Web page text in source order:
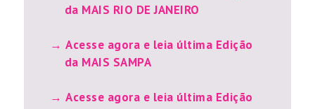
da MAIS RIO DE JANEIRO
Acesse agora e leia última Edição
da MAIS SAMPA
Acesse agora e leia última Edição